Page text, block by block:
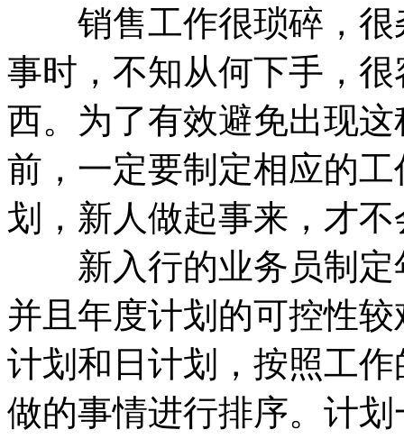
销售工作很琐碎，很
事时，不知从何下手，
西。为了有效避免出现
前，一定要制定相应的
划，新人做起事来，才
新入行的业务员制定
并且年度计划的可控性
计划和日计划，按照工
做的事情进行排序。计